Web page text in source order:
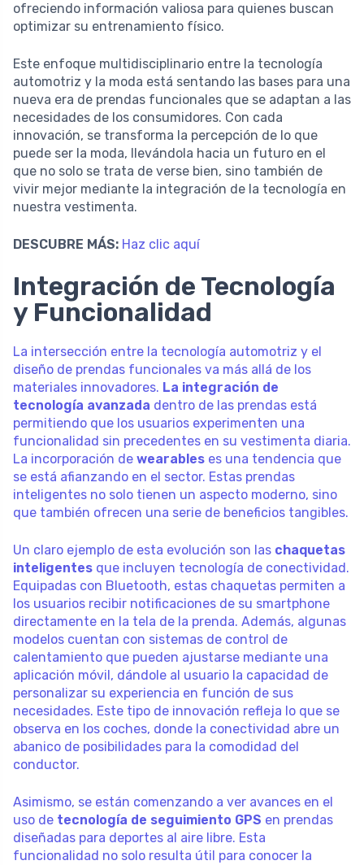
ofreciendo información valiosa para quienes buscan
optimizar su entrenamiento físico.
Este enfoque multidisciplinario entre la tecnología
automotriz y la moda está sentando las bases para una
nueva era de prendas funcionales que se adaptan a las
necesidades de los consumidores. Con cada
innovación, se transforma la percepción de lo que
puede ser la moda, llevándola hacia un futuro en el
que no solo se trata de verse bien, sino también de
vivir mejor mediante la integración de la tecnología en
nuestra vestimenta.
DESCUBRE MÁS: Haz clic aquí
Integración de Tecnología
y Funcionalidad
La intersección entre la tecnología automotriz y el
diseño de prendas funcionales va más allá de los
materiales innovadores. La integración de
tecnología avanzada dentro de las prendas está
permitiendo que los usuarios experimenten una
funcionalidad sin precedentes en su vestimenta diaria.
La incorporación de wearables es una tendencia que
se está afianzando en el sector. Estas prendas
inteligentes no solo tienen un aspecto moderno, sino
que también ofrecen una serie de beneficios tangibles.
Un claro ejemplo de esta evolución son las chaquetas
inteligentes que incluyen tecnología de conectividad.
Equipadas con Bluetooth, estas chaquetas permiten a
los usuarios recibir notificaciones de su smartphone
directamente en la tela de la prenda. Además, algunas
modelos cuentan con sistemas de control de
calentamiento que pueden ajustarse mediante una
aplicación móvil, dándole al usuario la capacidad de
personalizar su experiencia en función de sus
necesidades. Este tipo de innovación refleja lo que se
observa en los coches, donde la conectividad abre un
abanico de posibilidades para la comodidad del
conductor.
Asimismo, se están comenzando a ver avances en el
uso de tecnología de seguimiento GPS en prendas
diseñadas para deportes al aire libre. Esta
funcionalidad no solo resulta útil para conocer la